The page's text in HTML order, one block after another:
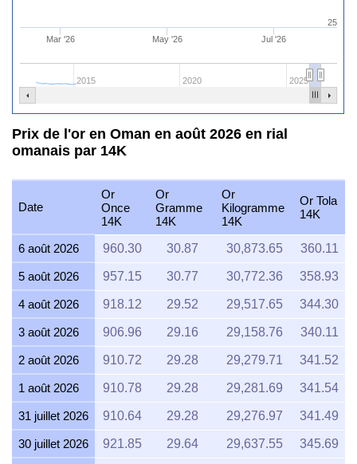
Mar '26 May '26 Jul '26
2015 2020 2025
25
Prix de l'or en Oman en août 2026 en rial
omanais par 14K
Date
Or
Once
14K
Or
Gramme
14K
Or
Kilogramme
14K
Or Tola
14K
6 août 2026 960.30 30.87 30,873.65 360.11
5 août 2026 957.15 30.77 30,772.36 358.93
4 août 2026 918.12 29.52 29,517.65 344.30
3 août 2026 906.96 29.16 29,158.76 340.11
2 août 2026 910.72 29.28 29,279.71 341.52
1 août 2026 910.78 29.28 29,281.69 341.54
31 juillet 2026 910.64 29.28 29,276.97 341.49
30 juillet 2026 921.85 29.64 29,637.55 345.69